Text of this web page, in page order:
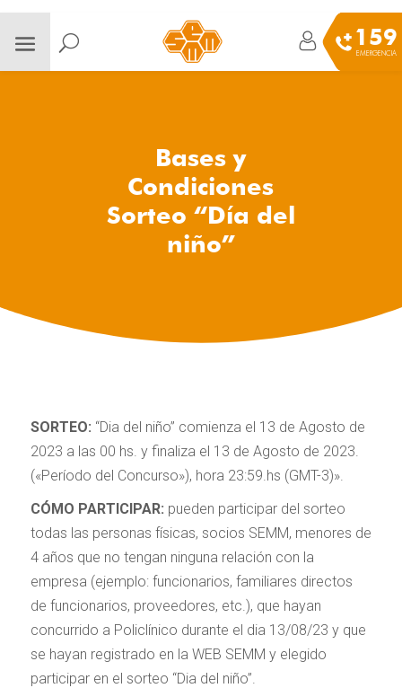
159
EMERGENCIA
Bases y
Condiciones
Sorteo “Día del
niño”
SORTEO: “Dia del niño” comienza el 13 de Agosto de
2023 a las 00 hs. y finaliza el 13 de Agosto de 2023.
(«Período del Concurso»), hora 23:59.hs (GMT-3)».
CÓMO PARTICIPAR: pueden participar del sorteo
todas las personas físicas, socios SEMM, menores de
4 años que no tengan ninguna relación con la
empresa (ejemplo: funcionarios, familiares directos
de funcionarios, proveedores, etc.), que hayan
concurrido a Policlínico durante el dia 13/08/23 y que
se hayan registrado en la WEB SEMM y elegido
participar en el sorteo “Dia del niño”.